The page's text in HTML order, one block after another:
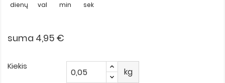
dienų val min sek
suma 4,95 €
Kiekis
kg